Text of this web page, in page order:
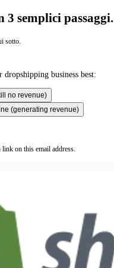
3 semplici passaggi.
sotto.
dropshipping business best:
no revenue)
(generating revenue)
on this email address.